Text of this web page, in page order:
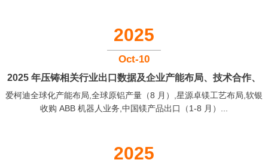
2025
Oct-10
2025 年压铸相关行业出口数据及企业产能布局、技术合作、
收购动态
爱柯迪全球化产能布局,全球原铝产量（8 月）,星源卓镁工艺布局,软银
收购 ABB 机器人业务,中国镁产品出口（1-8 月）...
2025